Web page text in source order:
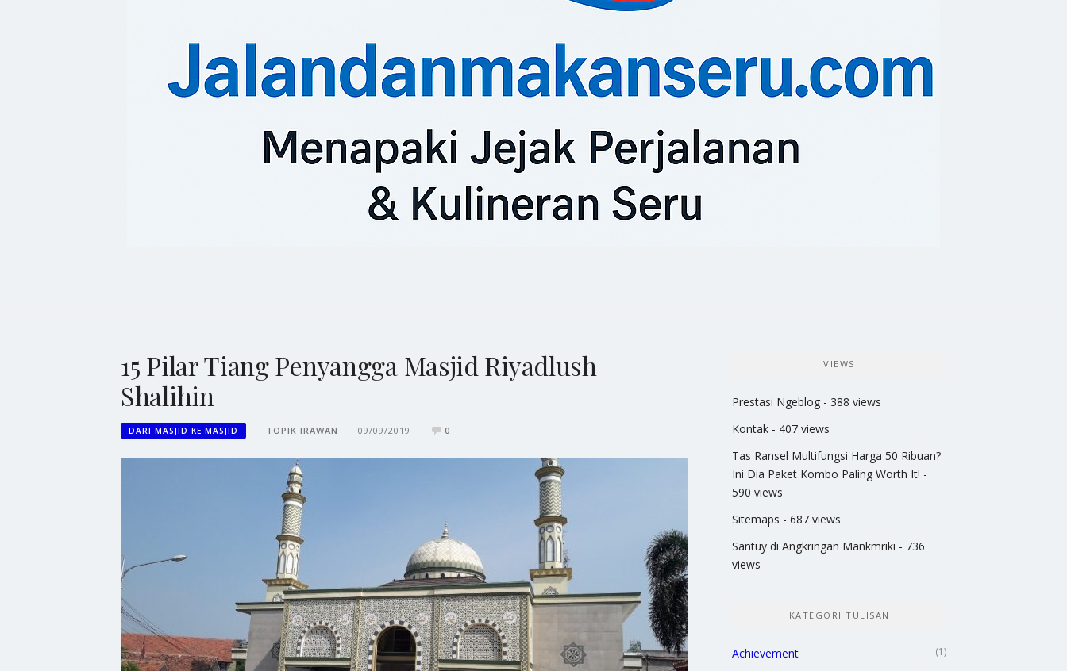
15 Pilar Tiang Penyangga Masjid Riyadlush
Shalihin
DARI MASJID KE MASJID TOPIK IRAWAN 09/09/2019 0
VIEWS
Prestasi Ngeblog - 388 views
Kontak - 407 views
Tas Ransel Multifungsi Harga 50 Ribuan?
Ini Dia Paket Kombo Paling Worth It! -
590 views
Sitemaps - 687 views
Santuy di Angkringan Mankmriki - 736
views
KATEGORI TULISAN
Achievement (1)